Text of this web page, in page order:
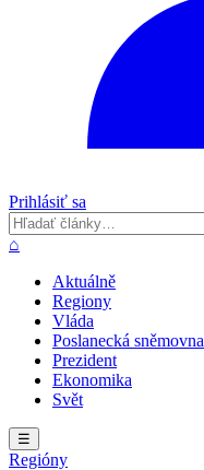
Prihlásiť sa
Hľadať
⌂
Aktuálně
Regiony
Vláda
Poslanecká sněmovna
Prezident
Ekonomika
Svět
☰
Regióny